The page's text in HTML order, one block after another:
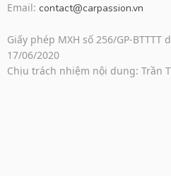
Email: contact@carpassion.vn
Giấy phép MXH số 256/GP-BTTTT
17/06/2020
Chịu trách nhiệm nội dung: Trần